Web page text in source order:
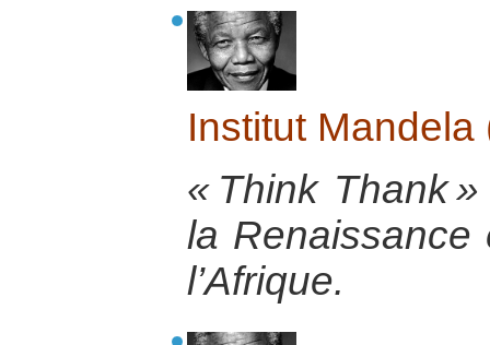
Institut Mandela
« Think Thank
la Renaissance
l’Afrique.